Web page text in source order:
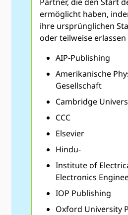
ermöglicht haben,
ihre ursprünglichen
oder teilweise erlassen
AIP-Publishing
Amerikanische
Gesellschaft
Cambridge
CCC
Elsevier
Hindu-
Institute of
Electronics
IOP Publishing
Oxford University